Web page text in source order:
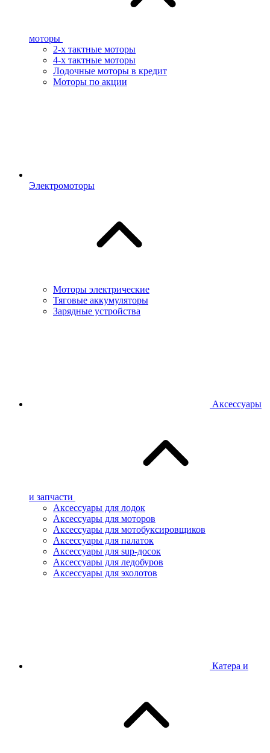
моторы
2-х тактные моторы
4-х тактные моторы
Лодочные моторы в кредит
Моторы по акции
Электромоторы
Моторы электрические
Тяговые аккумуляторы
Зарядные устройства
Аксессуары
и запчасти
Аксессуары для лодок
Аксессуары для моторов
Аксессуары для мотобуксировщиков
Аксессуары для палаток
Аксессуары для sup-досок
Аксессуары для ледобуров
Аксессуары для эхолотов
Катера и